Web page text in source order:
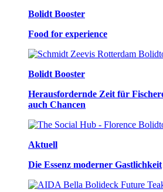
Bolidt Booster
Food for experience
Bolidt Booster
Herausfordernde Zeit für
auch Chancen
Aktuell
Die Essenz moderner Gastlichkeit